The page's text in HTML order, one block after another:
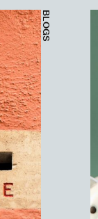
BLOGS